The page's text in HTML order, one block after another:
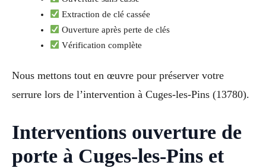
Extraction de clé cassée
Ouverture après perte de clés
Vérification complète
Nous mettons tout en œuvre pour préserver votre
serrure lors de l’intervention à Cuges-les-Pins (13780).
Interventions ouverture de
porte à Cuges-les-Pins et